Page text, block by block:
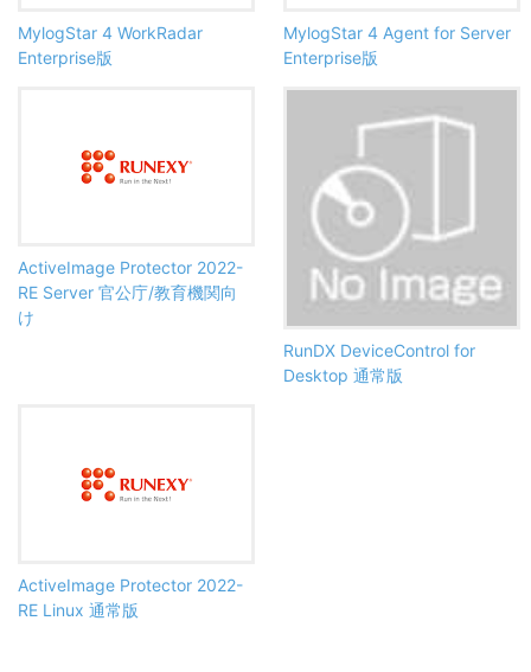
MylogStar 4 WorkRadar
Enterprise版
MylogStar 4 Agent for Server
Enterprise版
ActiveImage Protector 2022-
RE Server 官公庁/教育機関向
け
RunDX DeviceControl for
Desktop 通常版
ActiveImage Protector 2022-
RE Linux 通常版